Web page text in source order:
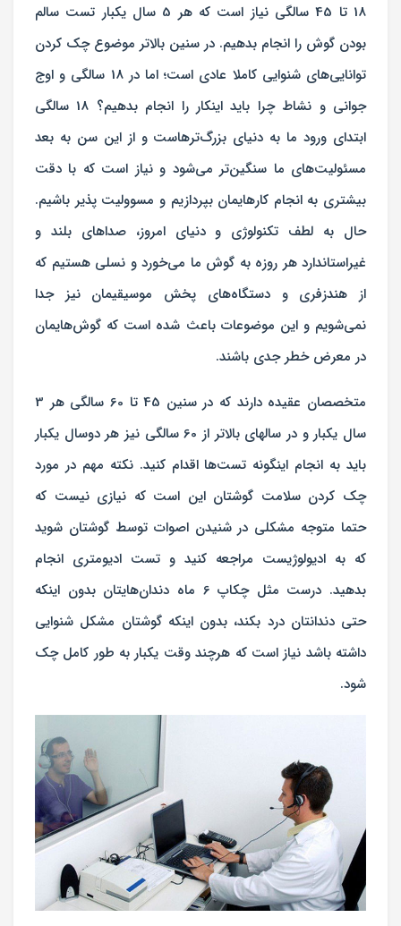
18 تا 45 سالگی نیاز است که هر 5 سال یکبار تست سالم
بودن گوش را انجام بدهیم. در سنین بالاتر موضوع چک کردن
توانایی‌های شنوایی کاملا عادی است؛ اما در 18 سالگی و اوج
جوانی و نشاط چرا باید اینکار را انجام بدهیم؟ 18 سالگی
ابتدای ورود ما به دنیای بزرگ‌ترهاست و از این سن به بعد
مسئولیت‌های ما سنگین‌تر می‌شود و نیاز است که با دقت
بیشتری به انجام کارهایمان بپردازیم و مسوولیت پذیر باشیم.
حال به لطف تکنولوژی و دنیای امروز، صداهای بلند و
غیراستاندارد هر روزه به گوش ما می‌خورد و نسلی هستیم که
از هندزفری و دستگاه‌های پخش موسیقیمان نیز جدا
نمی‌شویم و این موضوعات باعث شده است که گوش‌هایمان
در معرض خطر جدی باشند.
متخصصان عقیده دارند که در سنین 45 تا 60 سالگی هر 3
سال یکبار و در سالهای بالاتر از 60 سالگی نیز هر دوسال یکبار
باید به انجام اینگونه تست‌ها اقدام کنید. نکته مهم در مورد
چک کردن سلامت گوشتان این است که نیازی نیست که
حتما متوجه مشکلی در شنیدن اصوات توسط گوشتان شوید
که به ادیولوژیست مراجعه کنید و تست ادیومتری انجام
بدهید. درست مثل چکاپ 6 ماه دندان‌هایتان بدون اینکه
حتی دندانتان درد بکند، بدون اینکه گوشتان مشکل شنوایی
داشته باشد نیاز است که هرچند وقت یکبار به طور کامل چک
شود.